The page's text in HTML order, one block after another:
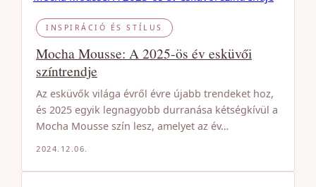
INSPIRÁCIÓ ÉS STÍLUS
Mocha Mousse: A 2025-ös év esküvői
színtrendje
Az esküvők világa évről évre újabb trendeket hoz,
és 2025 egyik legnagyobb durranása kétségkívül a
Mocha Mousse szín lesz, amelyet az év…
2024.12.06.